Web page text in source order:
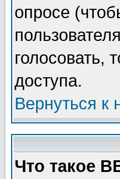
опросе
голосовать,
доступа.
Вернуться к
Что такое